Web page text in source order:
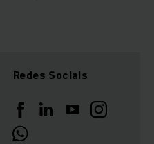
Redes Sociais